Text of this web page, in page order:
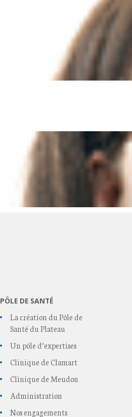
PÔLE DE SANTÉ
La création du Pôle de
Santé du Plateau
Un pôle d’expertises
Clinique de Clamart
Clinique de Meudon
Administration
Nos engagements